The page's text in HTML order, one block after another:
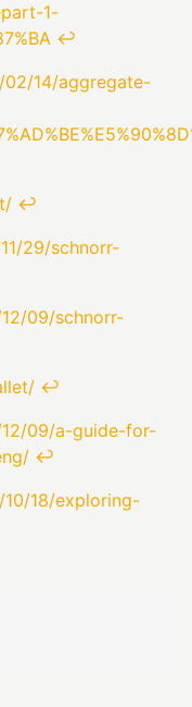
1-
↩
14/aggregate-
↩
29/schnorr-
09/schnorr-
↩
09/a-guide-for-
↩
18/exploring-